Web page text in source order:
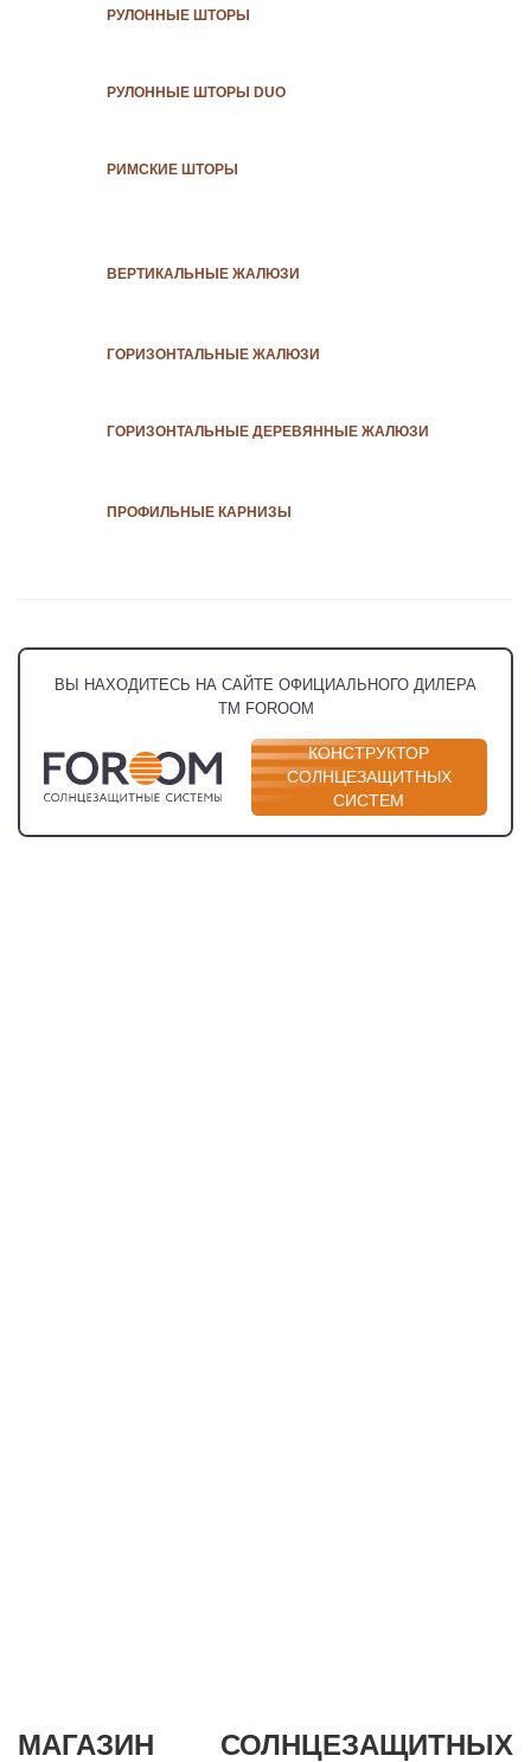
РУЛОННЫЕ ШТОРЫ
РУЛОННЫЕ ШТОРЫ DUO
РИМСКИЕ ШТОРЫ
ВЕРТИКАЛЬНЫЕ ЖАЛЮЗИ
ГОРИЗОНТАЛЬНЫЕ ЖАЛЮЗИ
ГОРИЗОНТАЛЬНЫЕ ДЕРЕВЯННЫЕ ЖАЛЮЗИ
ПРОФИЛЬНЫЕ КАРНИЗЫ
ВЫ НАХОДИТЕСЬ НА САЙТЕ ОФИЦИАЛЬНОГО ДИЛЕРА
ТМ FOROOM
КОНСТРУКТОР
СОЛНЦЕЗАЩИТНЫХ
СИСТЕМ
ЗАКАЖИТЕ
ЖАЛЮЗИ ONLINE
ПО ВАШИМ ПАРАМЕТРАМ
МАГАЗИН СОЛНЦЕЗАЩИТНЫХ